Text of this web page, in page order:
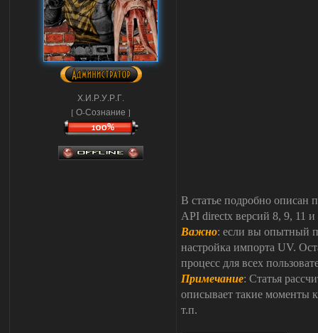
Х.И.Р.У.Р.Г.
[ О-Сознание ]
В статье подробно описан
API directx версий 8, 9, 11
Важно: если вы опытный
настройка импорта UV.
процесс для всех
Примечание: Статья
описывает такие моменты
т.п.